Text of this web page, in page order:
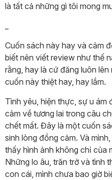
là tất cả những gì tôi mong
Cuốn sách này hay và cảm
biết nên viết review như thế
rằng, hay là cứ đăng luôn lên
cuốn này thiệt hay, hay lắm.
Tình yêu, hiện thực, sự u ám
cảm về tương lai trong câu
chết mất. Đây là một cuốn
sinh lòng đồng cảm. Và
thấy hình ảnh không chỉ của
Những lo âu, trăn trở và tình
con cái, mình chưa bao giờ